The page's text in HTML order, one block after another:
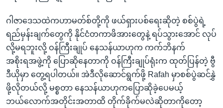
ဂါဇာဒေသထဲကဟာမတ်စ်တို့ကို ဖယ်ရှားပစ်ရေးဆိုတဲ့ စစ်ပွဲရဲ့
ရည်မှန်းချက်တွေကို နိုင်ငံတကာဖိအားတွေနဲ့ ရပ်သွားအောင် လုပ်
လို့မရဘူးလို့ ဝန်ကြီးချုပ် နေသန်ယာဟုက ကက်ဘိနက်
အစိုးရအဖွဲ့ကို ပြောဆိုနေတာကို ဝန်ကြီးချုပ်ရုံးက ထုတ်ပြန်တဲ့ ဗွီ
ဒီယိုမှာ တွေ့ရပါတယ်။ အဲဒီလိုဆောင်ရွက်ဖို့ Rafah မှာစစ်ပွဲဆင်နွှဲ
ဖို့လိုတယ်လို့ မစ္စတာ နေသန်ယာဟုကပြောဆိုခဲ့ပေမယ့်
ဘယ်လောက်အတိုင်းအတာထိ တိုက်ခိုက်မလဲဆိုတာကိုတော့